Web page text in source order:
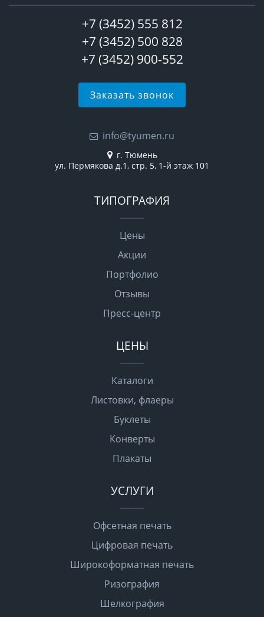
+7 (3452) 555 812
+7 (3452) 500 828
+7 (3452) 900-552
Заказать звонок
info@tyumen.ru
г. Тюмень
ул. Пермякова д.1, стр. 5, 1-й этаж 101
ТИПОГРАФИЯ
Цены
Акции
Портфолио
Отзывы
Пресс-центр
ЦЕНЫ
Каталоги
Листовки, флаеры
Буклеты
Конверты
Плакаты
УСЛУГИ
Офсетная печать
Цифровая печать
Широкоформатная печать
Ризография
Шелкография